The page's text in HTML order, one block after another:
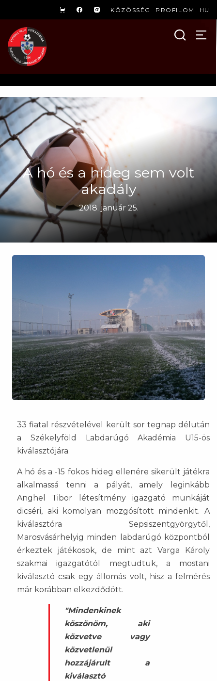
KÖZÖSSÉG PROFILOM HU
A hó és a hideg sem volt
akadály
2018. január 25.
33 fiatal részvételével került sor tegnap délután
a Székelyföld Labdarúgó Akadémia U15-ös
kiválasztójára.
A hó és a -15 fokos hideg ellenére sikerült játékra
alkalmassá tenni a pályát, amely leginkább
Anghel Tibor létesítmény igazgató munkáját
dicséri, aki komolyan mozgósított mindenkit. A
kiválasztóra Sepsiszentgyörgytől,
Marosvásárhelyig minden labdarúgó központból
érkeztek játékosok, de mint azt Varga Károly
szakmai igazgatótól megtudtuk, a mostani
kiválasztó csak egy állomás volt, hisz a felmérés
már korábban elkezdődött.
"Mindenkinek
köszönöm, aki
közvetve vagy
közvetlenül
hozzájárult a
kiválasztó